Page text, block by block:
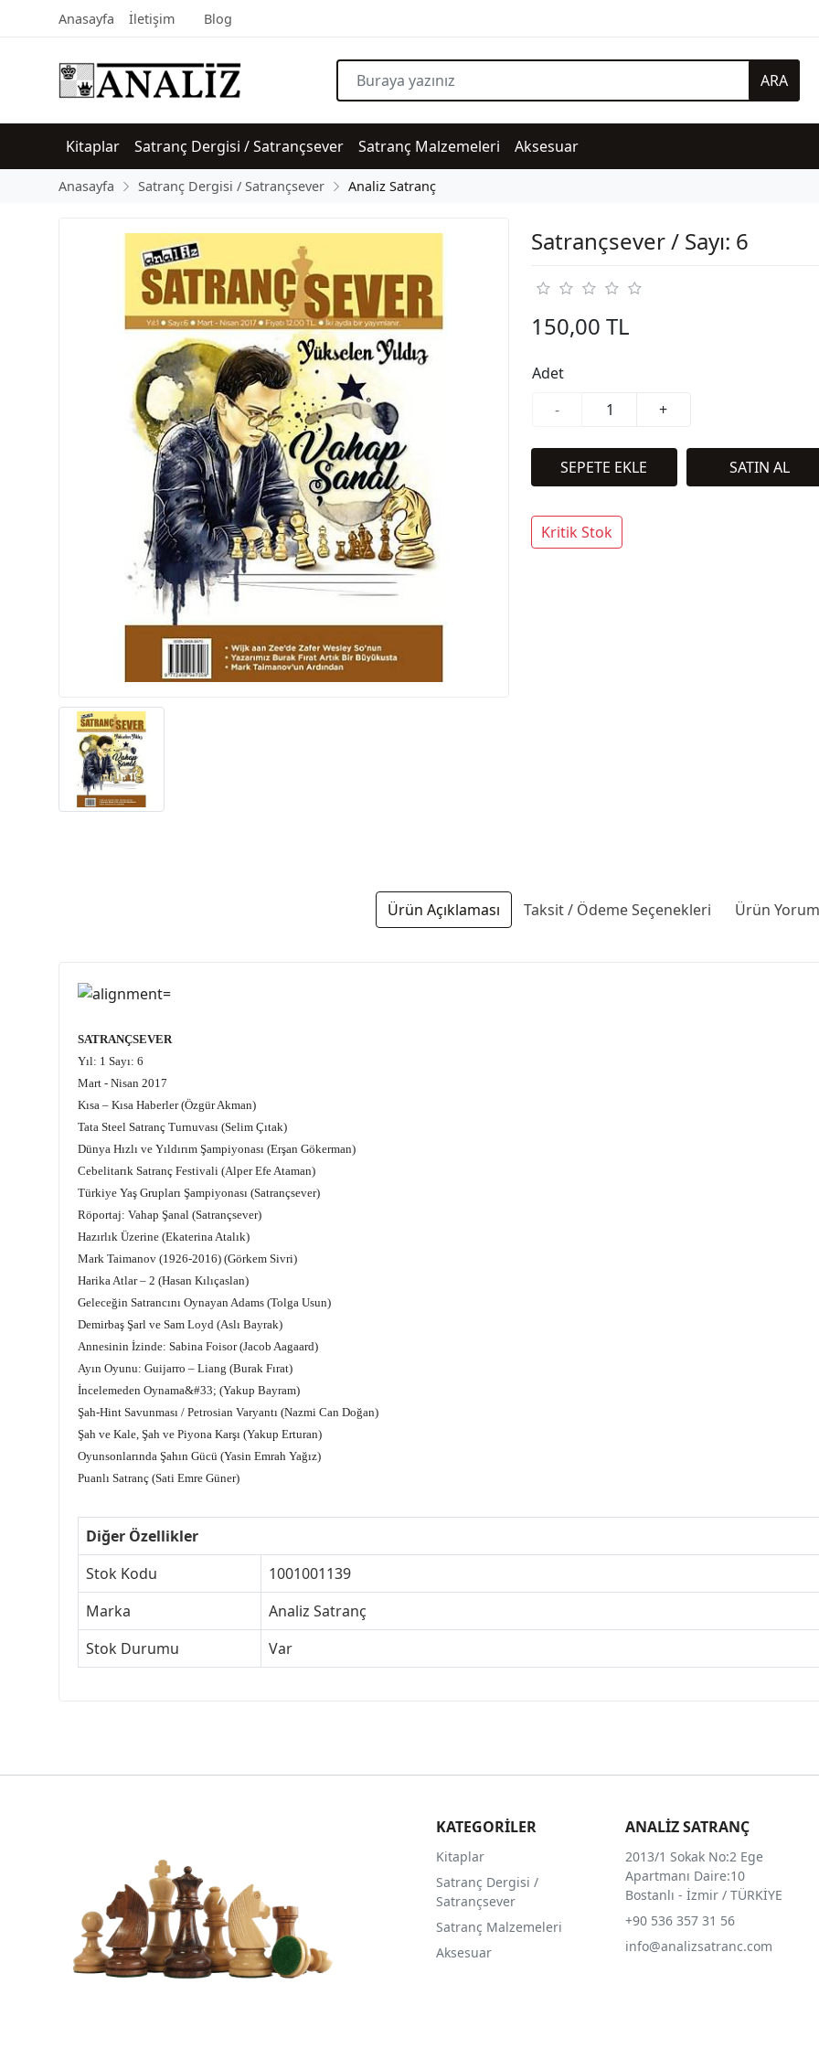
Anasayfa İletişim Blog
ARA
Kitaplar Satranç Dergisi / Satrançsever Satranç Malzemeleri Aksesuar
Anasayfa Satranç Dergisi / Satrançsever Analiz Satranç
Satrançsever / Sayı: 6
150,00 TL
Adet
-
+
Kritik Stok
Ürün Açıklaması Taksit / Ödeme Seçenekleri Ürün
SATRANÇSEVER
Yıl: 1 Sayı: 6
Mart - Nisan 2017
Kısa – Kısa Haberler (Özgür Akman)
Tata Steel Satranç Turnuvası (Selim Çıtak)
Dünya Hızlı ve Yıldırım Şampiyonası (Erşan Gökerman)
Cebelitarık Satranç Festivali (Alper Efe Ataman)
Türkiye Yaş Grupları Şampiyonası (Satrançsever)
Röportaj: Vahap Şanal (Satrançsever)
Hazırlık Üzerine (Ekaterina Atalık)
Mark Taimanov (1926-2016) (Görkem Sivri)
Harika Atlar – 2 (Hasan Kılıçaslan)
Geleceğin Satrancını Oynayan Adams (Tolga Usun)
Demirbaş Şarl ve Sam Loyd (Aslı Bayrak)
Annesinin İzinde: Sabina Foisor (Jacob Aagaard)
Ayın Oyunu: Guijarro – Liang (Burak Fırat)
İncelemeden Oynama&#33; (Yakup Bayram)
Şah-Hint Savunması / Petrosian Varyantı (Nazmi Can Doğan)
Şah ve Kale, Şah ve Piyona Karşı (Yakup Erturan)
Oyunsonlarında Şahın Gücü (Yasin Emrah Yağız)
Puanlı Satranç (Sati Emre Güner)
Diğer Özellikler
Stok Kodu
1001001139
Marka
Analiz Satranç
Stok Durumu
Var
KATEGORİLER
Kitaplar
Satranç Dergisi /
Satrançsever
Satranç Malzemeleri
Aksesuar
ANALİZ SATRANÇ
2013/1 Sokak No:2 Ege
Apartmanı Daire:10
Bostanlı - İzmir / TÜRKİYE
+90 536 357 31 56
info@analizsatranc.com